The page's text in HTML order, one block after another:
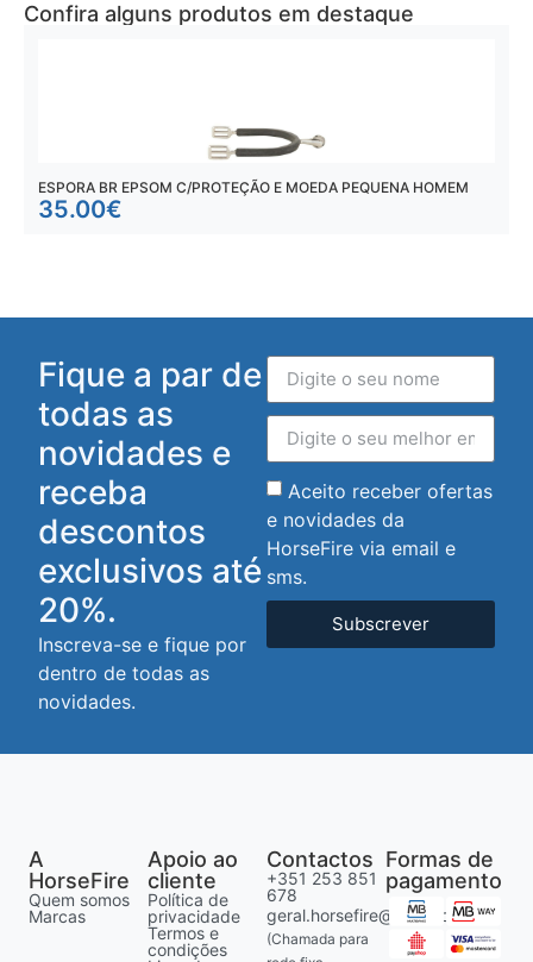
Confira alguns produtos em destaque
ESPORA BR EPSOM C/PROTEÇÃO E MOEDA PEQUENA HOMEM
35.00€
Fique a par de
todas as
novidades e
receba
descontos
exclusivos até
20%.
Inscreva-se e fique por
dentro de todas as
novidades.
Aceito receber ofertas
e novidades da
HorseFire via email e
sms.
Subscrever
A
HorseFire
Quem somos
Marcas
Apoio ao
cliente
Política de
privacidade
Termos e
condições
Contactos
+351 253 851
678
geral.horsefire@gmail.com
(Chamada para
Formas de
pagamento